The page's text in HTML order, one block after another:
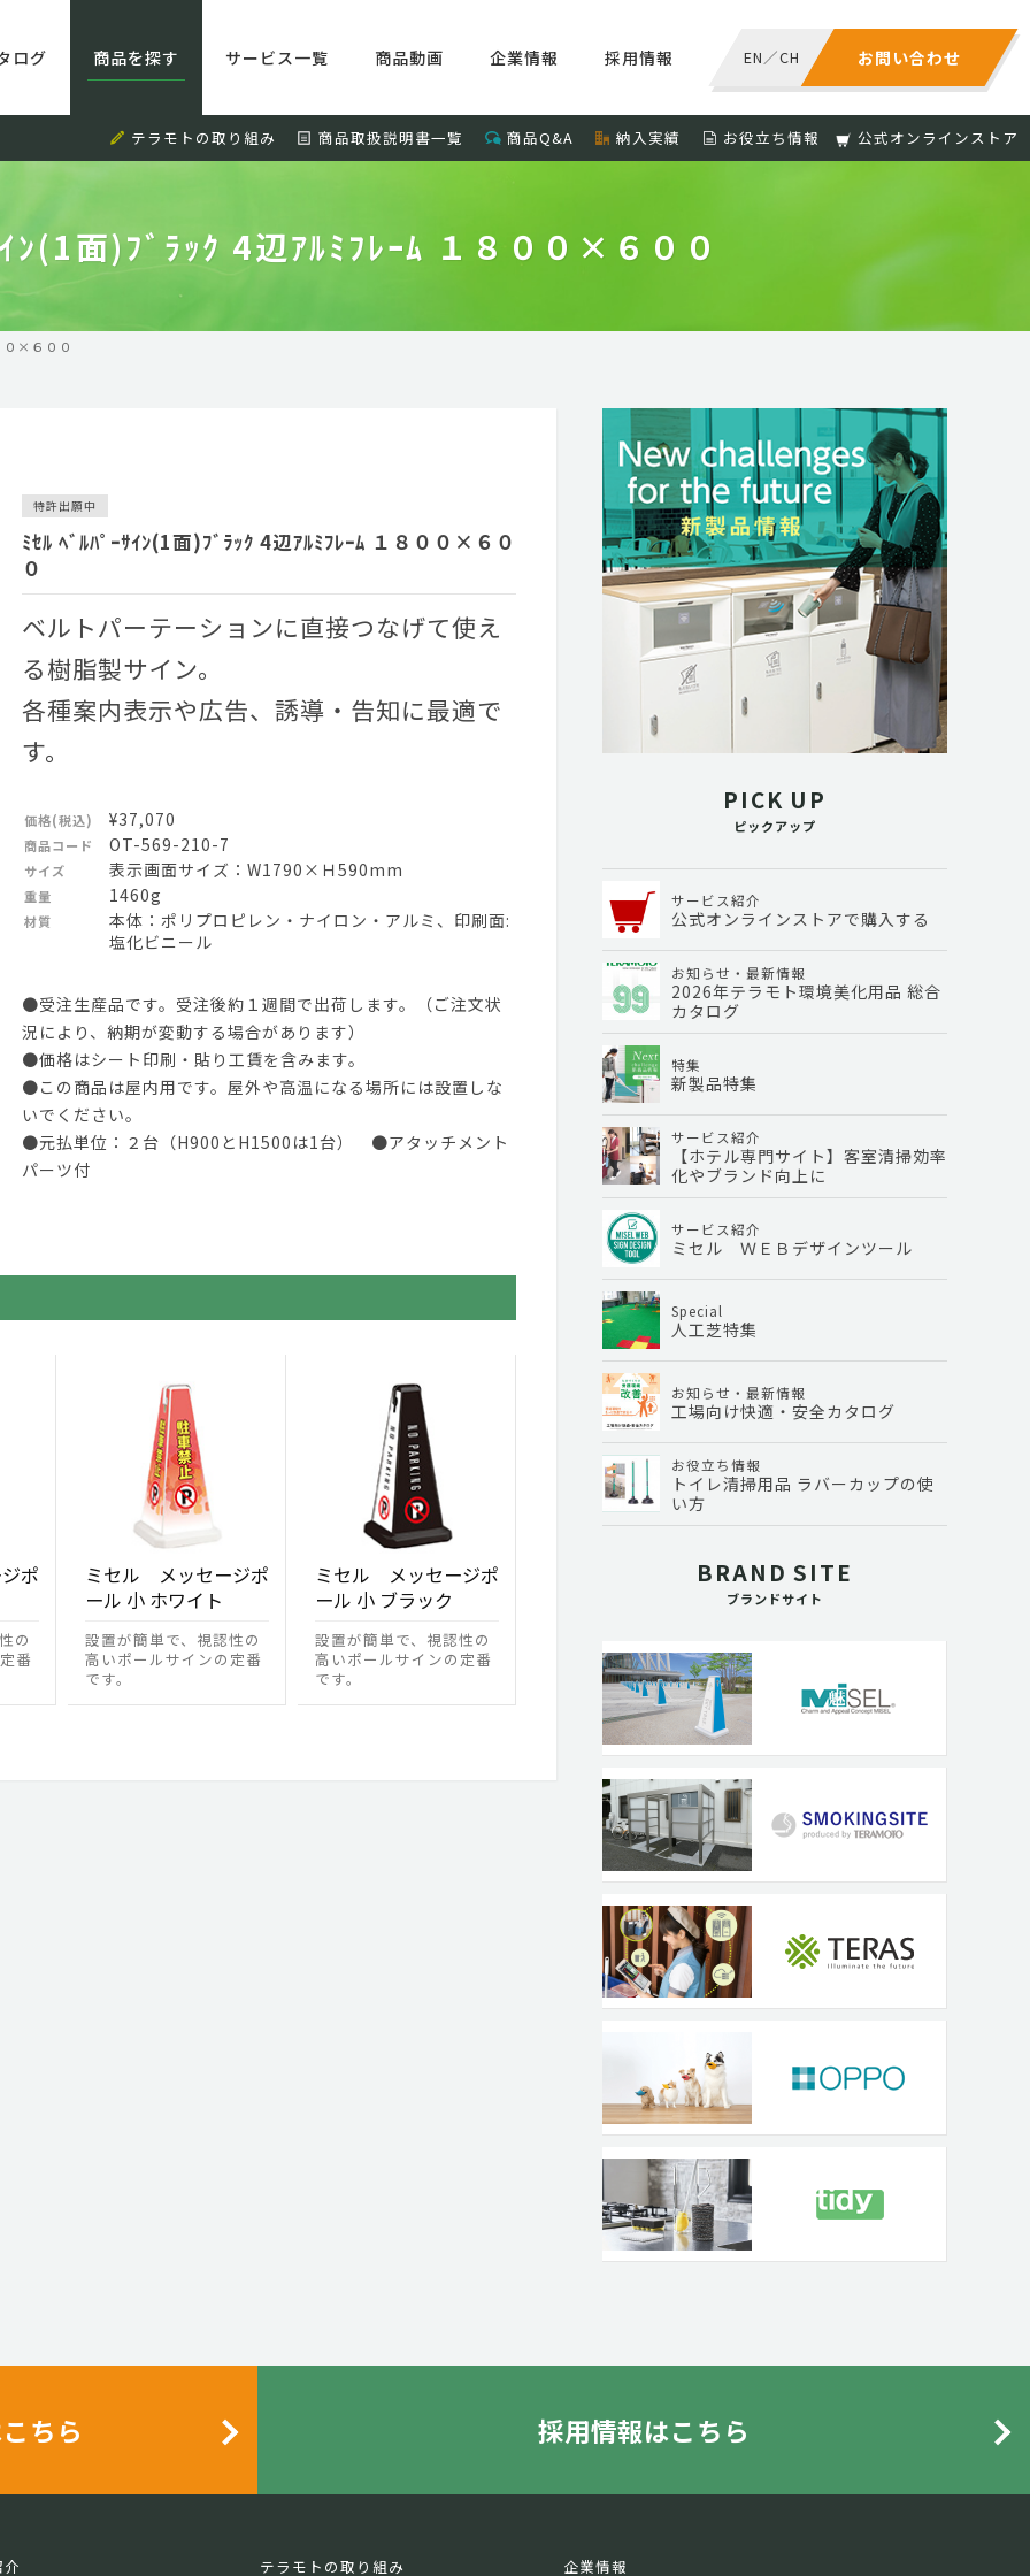
お問い合わせ
EN／CH
ログ 商品を探す サービス一覧 商品動画 企業情報 採用情報
テラモトの取り組み 商品取扱説明書一覧 商品Q&A 納入実績 お役立ち情報 公式オンラインストア
ﾝ(1面)ﾌﾞﾗｯｸ 4辺ｱﾙﾐﾌﾚｰﾑ １８００×６００
×６００
特許出願中
ﾐｾﾙ ﾍﾞﾙﾊﾟｰｻｲﾝ(1面)ﾌﾞﾗｯｸ 4辺ｱﾙﾐﾌﾚｰﾑ １８００×６０
０
ベルトパーテーションに直接つなげて使え
る樹脂製サイン。
各種案内表示や広告、誘導・告知に最適で
す。
価格(税込) ¥37,070
商品コード OT-569-210-7
サイズ 表示画面サイズ：W1790×Ｈ590mm
重量 1460g
材質
本体：ポリプロピレン・ナイロン・アルミ、印刷面:
塩化ビニール
●受注生産品です。受注後約１週間で出荷します。（ご注文状
況により、納期が変動する場合があります）
●価格はシート印刷・貼り工賃を含みます。
●この商品は屋内用です。屋外や高温になる場所には設置しな
いでください。
●元払単位：２台（H900とH1500は1台） ●アタッチメント
パーツ付
ポ
の
番
ミセル メッセージポ
ール 小 ホワイト
設置が簡単で、視認性の
高いポールサインの定番
です。
ミセル メッセージポ
ール 小 ブラック
設置が簡単で、視認性の
高いポールサインの定番
です。
PICK UP
ピックアップ
サービス紹介
公式オンラインストアで購入する
お知らせ・最新情報
2026年テラモト環境美化用品 総合
カタログ
特集
新製品特集
サービス紹介
【ホテル専門サイト】客室清掃効率
化やブランド向上に
サービス紹介
ミセル ＷＥＢデザインツール
Special
人工芝特集
お知らせ・最新情報
工場向け快適・安全カタログ
お役立ち情報
トイレ清掃用品 ラバーカップの使
い方
BRAND SITE
ブランドサイト
ちら 採用情報はこちら
テラモトの取り組み 企業情報